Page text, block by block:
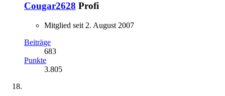
Cougar2628 Profi
Mitglied seit 2. August 2007
Beiträge
683
Punkte
3.805